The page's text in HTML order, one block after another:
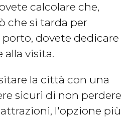
calcolare che,
che si tarda per
dovete dedicare
alla visita.
la città con una
sicuri di non perdere
l'opzione più